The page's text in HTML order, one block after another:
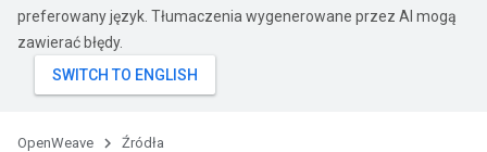
preferowany język. Tłumaczenia wygenerowane przez AI mogą
zawierać błędy.
OpenWeave Źródła